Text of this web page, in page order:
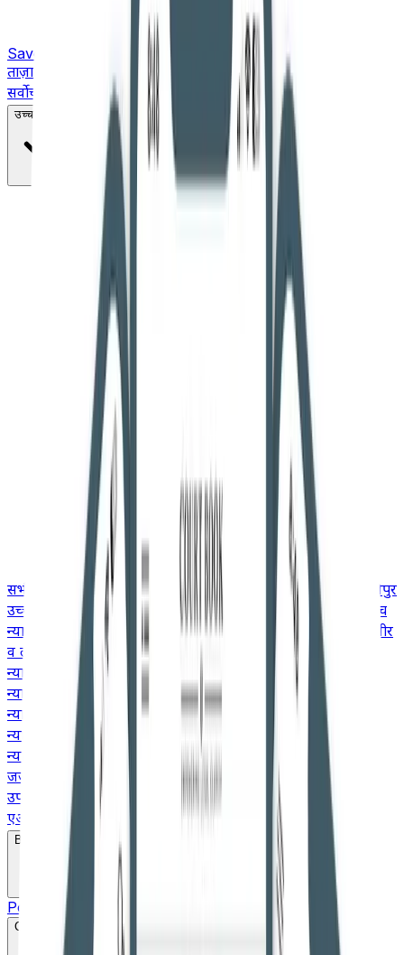
Saved
ताज़ा ख़बरें
सर्वोच्च न्यायालय
उच्च न्यायालय
सभी उच्च न्यायालयगुजरात उच्च न्यायालय उत्तराखंड उच्च न्यायालय
मणिपुर
उच्च न्यायालय मद्रास उच्च न्यायालय मध्य प्रदेश उच्च न्यायालय
केरल उच्च
न्यायालय
कर्नाटक उच्च न्यायालय झारखंड उच्च न्यायालय
जम्मू और कश्मीर
व लद्दाख उच्च न्यायालय
हिमाचल प्रदेश उच्च न्यायालय
मेघालय उच्च
न्यायालय
गुवाहाटी उच्च न्यायालय दिल्ली उच्च न्यायालय
छत्तीसगढ़ उच्च
न्यायालय
कलकत्ता उच्च न्यायालयबॉम्बे उच्च न्यायालय
आंध्र प्रदेश उच्च
न्यायालय
इलाहाबाद उच्च न्यायालयओडिशा उच्च न्यायालय
पटना उच्च
न्यायालय
पंजाब और हरियाणा उच्च न्यायालय
न्यायालय
तेलंगाना उच्च न्यायालय
जजमेंट
उपभोक्ता मामले
एआईबीई एवं नियुक्ति
Bare Act
Popular Search
Constitution